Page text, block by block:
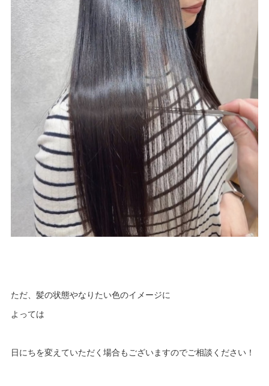
ただ、髪の状態やなりたい色のイメージに
よっては
日にちを変えていただく場合もございますのでご相談ください！